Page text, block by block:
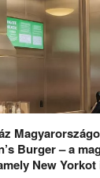
Burger – a
New